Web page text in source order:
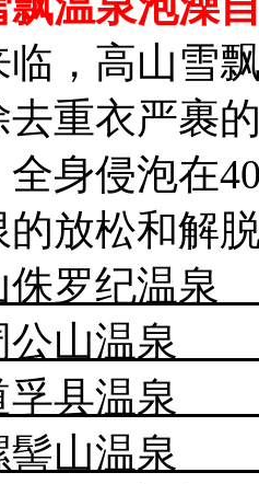
临，高山雪
去重衣严裹
全身侵泡在
的放松和解
山侏罗
公山温
孚县温
髻山温